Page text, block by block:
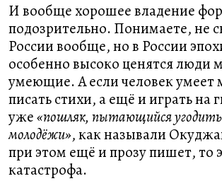
И вообще хорошее владение
подозрительно. Понимаете, не
России вообще, но в России
особенно высоко ценятся люди
умеющие. А если человек умеет
писать стихи, а ещё и играть на
уже«пошляк, пытающийся
молодёжи», как называли
при этом ещё и прозу пишет, то
катастрофа.